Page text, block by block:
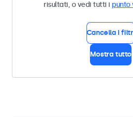
risultati, o vedi tutti i punto
Cancella i
Mostra tutto